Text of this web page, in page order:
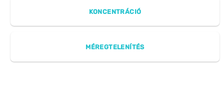
KONCENTRÁCIÓ
MÉREGTELENÍTÉS